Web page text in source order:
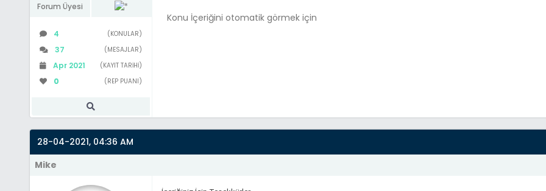
Forum Üyesi
4 (KONULAR)
37 (MESAJLAR)
Apr 2021 (KAYIT TARIHI)
0 (REP PUANI)
Konu İçeriğini otomatik görmek için
28-04-2021, 04:36 AM
Mike